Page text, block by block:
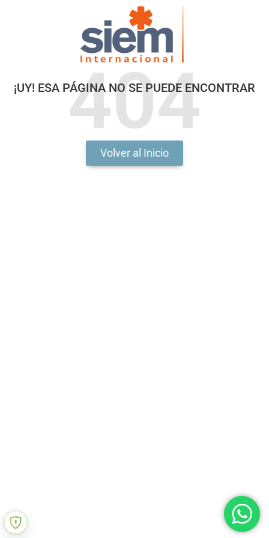
404
¡UY! ESA PÁGINA NO SE PUEDE ENCONTRAR
Volver al Inicio